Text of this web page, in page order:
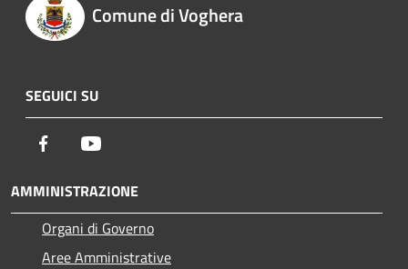
Comune di Voghera
SEGUICI SU
Facebook
AMMINISTRAZIONE
Organi di Governo
Aree Amministrative